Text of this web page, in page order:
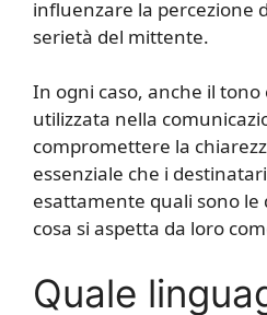
influenzare la percezione
serietà del mittente.
In ogni caso, anche il tono
utilizzata nella
compromettere la
essenziale che i
esattamente quali sono le
cosa si aspetta da loro
Quale